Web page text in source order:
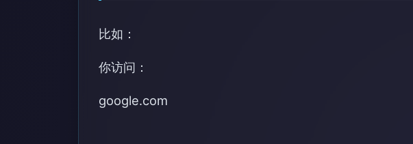
比如：
你访问：
google.com